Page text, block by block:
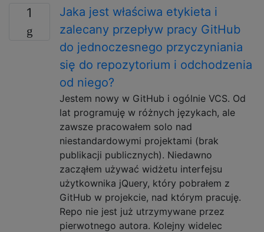
1
Jaka jest właściwa etykieta i
zalecany przepływ pracy GitHub
do jednoczesnego przyczyniania
się do repozytorium i odchodzenia
od niego?
Jestem nowy w GitHub i ogólnie VCS. Od
lat programuję w różnych językach, ale
zawsze pracowałem solo nad
niestandardowymi projektami (brak
publikacji publicznych). Niedawno
zacząłem używać widżetu interfejsu
użytkownika jQuery, który pobrałem z
GitHub w projekcie, nad którym pracuję.
Repo nie jest już utrzymywane przez
pierwotnego autora. Kolejny widelec